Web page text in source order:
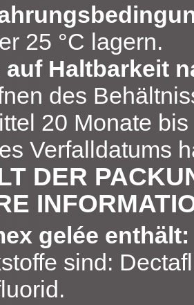
25 °C lagern.
auf Haltbarkeit
des
20 Monate
Verfalldatums
DER
gelée enthält:
sind: